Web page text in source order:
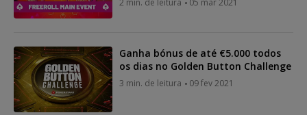
Ganha bónus de até €5.000 todos
os dias no Golden Button Challenge
3 min. de leitura 09 fev 2021